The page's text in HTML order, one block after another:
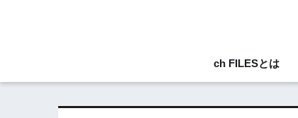
ch FILESとは